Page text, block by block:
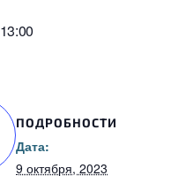
13:00
ПОДРОБНОСТИ
Дата:
9 октября, 2023